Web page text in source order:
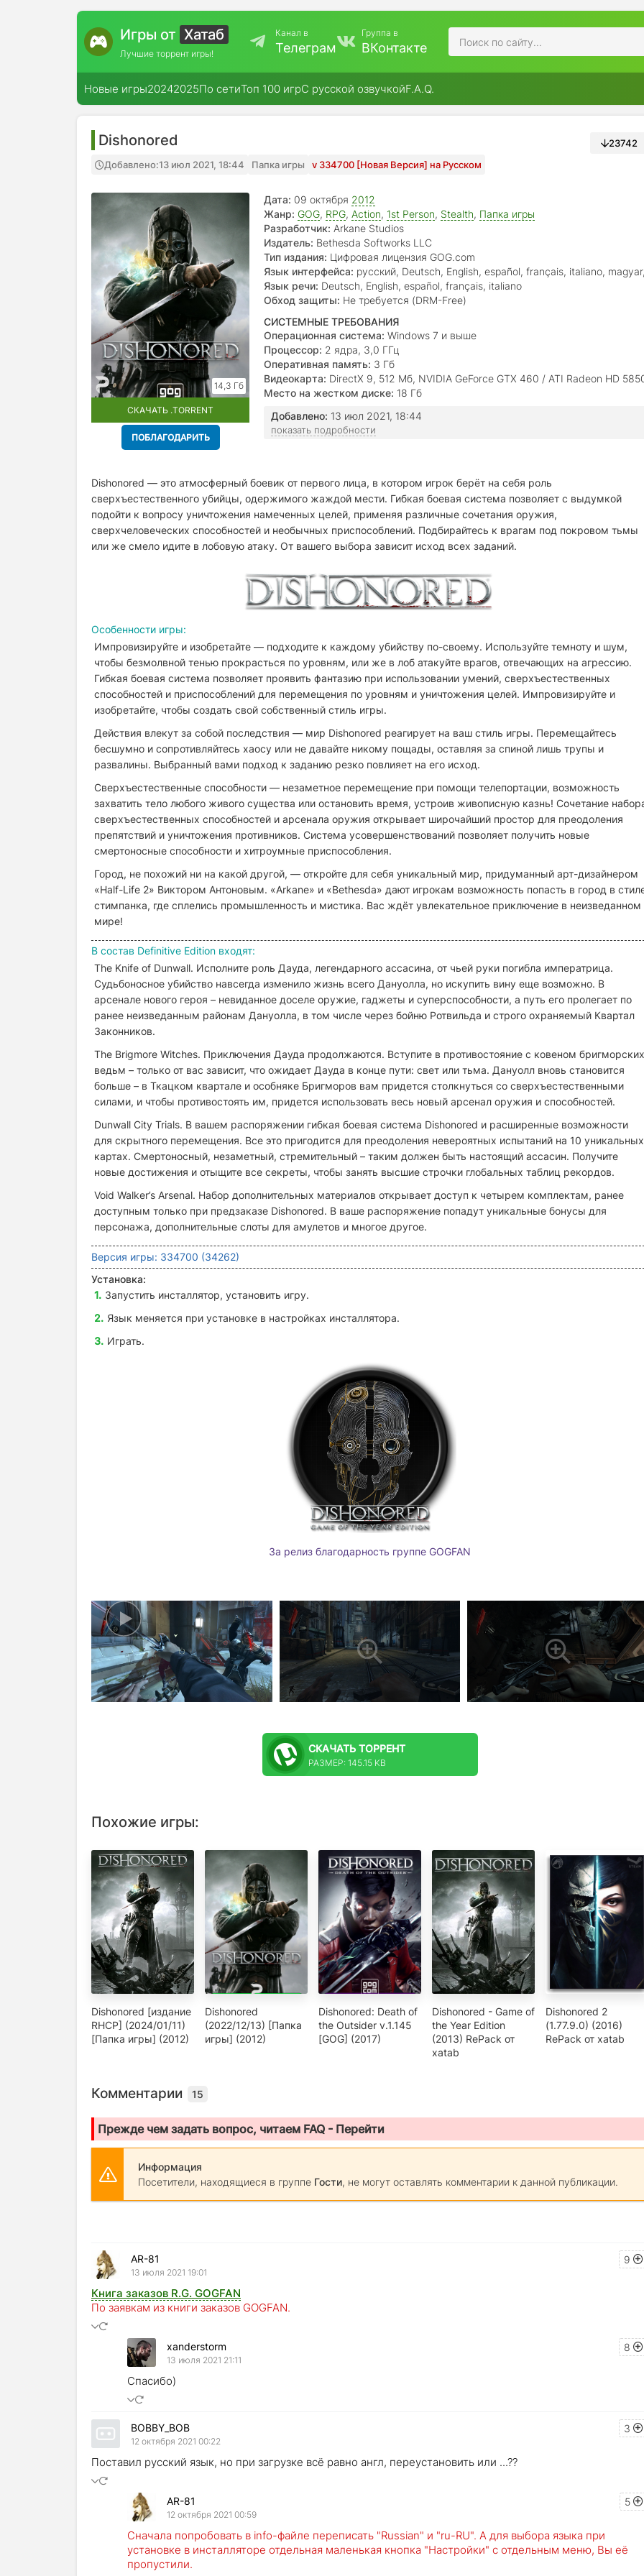
Игры от Хатаб
Лучшие торрент игры!
Канал в
Телеграм
Группа в
ВКонтакте
Новые игры20242025По сетиТоп 100 игрС русской озвучкойF.A.Q.
Dishonored
Добавлено:13 июл 2021, 18:44 Папка игры v 334700 [Новая Версия] на Русском
23742
14,3 Гб
СКАЧАТЬ .TORRENT
ПОБЛАГОДАРИТЬ
Дата: 09 октября 2012
Жанр: GOG, RPG, Action, 1st Person, Stealth, Папка игры
Разработчик: Arkane Studios
Издатель: Bethesda Softworks LLC
Тип издания: Цифровая лицензия GOG.com
Язык интерфейса: русский, Deutsch, English, español, français, italiano, magyar,
polski, český
Язык речи: Deutsch, English, español, français, italiano
Обход защиты: Не требуется (DRM-Free)
СИСТЕМНЫЕ ТРЕБОВАНИЯ
Операционная система: Windows 7 и выше
Процессор: 2 ядра, 3,0 ГГц
Оперативная память: 3 Гб
Видеокарта: DirectX 9, 512 Mб, NVIDIA GeForce GTX 460 / ATI Radeon HD
Место на жестком диске: 18 Гб
Добавлено: 13 июл 2021, 18:44
показать подробности
Dishonored — это атмосферный боевик от первого лица, в котором игрок берёт на себя роль
сверхъестественного убийцы, одержимого жаждой мести. Гибкая боевая система позволяет с выдумкой
подойти к вопросу уничтожения намеченных целей, применяя различные сочетания оружия,
сверхчеловеческих способностей и необычных приспособлений. Подбирайтесь к врагам под покровом тьмы
или же смело идите в лобовую атаку. От вашего выбора зависит исход всех заданий.
Особенности игры:
Импровизируйте и изобретайте — подходите к каждому убийству по-своему. Используйте темноту и шум,
чтобы безмолвной тенью прокрасться по уровням, или же в лоб атакуйте врагов, отвечающих на агрессию.
Гибкая боевая система позволяет проявить фантазию при использовании умений, сверхъестественных
способностей и приспособлений для перемещения по уровням и уничтожения целей. Импровизируйте и
изобретайте, чтобы создать свой собственный стиль игры.
Действия влекут за собой последствия — мир Dishonored реагирует на ваш стиль игры. Перемещайтесь
бесшумно и сопротивляйтесь хаосу или не давайте никому пощады, оставляя за спиной лишь трупы и
развалины. Выбранный вами подход к заданию резко повлияет на его исход.
Сверхъестественные способности — незаметное перемещение при помощи телепортации, возможность
захватить тело любого живого существа или остановить время, устроив живописную казнь! Сочетание
сверхъестественных способностей и арсенала оружия открывает широчайший простор для преодоления
препятствий и уничтожения противников. Система усовершенствований позволяет получить новые
смертоносные способности и хитроумные приспособления.
Город, не похожий ни на какой другой, — откройте для себя уникальный мир, придуманный арт-дизайнером
«Half-Life 2» Виктором Антоновым. «Arkane» и «Bethesda» дают игрокам возможность попасть в город в
стимпанка, где сплелись промышленность и мистика. Вас ждёт увлекательное приключение в неизведанном
мире!
В состав Definitive Edition входят:
The Knife of Dunwall. Исполните роль Дауда, легендарного ассасина, от чьей руки погибла императрица.
Судьбоносное убийство навсегда изменило жизнь всего Дануолла, но искупить вину еще возможно. В
арсенале нового героя – невиданное доселе оружие, гаджеты и суперспособности, а путь его пролегает по
ранее неизведанным районам Дануолла, в том числе через бойню Ротвильда и строго охраняемый Квартал
Законников.
The Brigmore Witches. Приключения Дауда продолжаются. Вступите в противостояние с ковеном бригморских
ведьм – только от вас зависит, что ожидает Дауда в конце пути: свет или тьма. Дануолл вновь становится
больше – в Ткацком квартале и особняке Бригморов вам придется столкнуться со сверхъестественными
силами, и чтобы противостоять им, придется использовать весь новый арсенал оружия и способностей.
Dunwall City Trials. В вашем распоряжении гибкая боевая система Dishonored и расширенные возможности
для скрытного перемещения. Все это пригодится для преодоления невероятных испытаний на 10 уникальных
картах. Смертоносный, незаметный, стремительный – таким должен быть настоящий ассасин. Получите
новые достижения и отыщите все секреты, чтобы занять высшие строчки глобальных таблиц рекордов.
Void Walker’s Arsenal. Набор дополнительных материалов открывает доступ к четырем комплектам, ранее
доступным только при предзаказе Dishonored. В ваше распоряжение попадут уникальные бонусы для
персонажа, дополнительные слоты для амулетов и многое другое.
Версия игры: 334700 (34262)
Установка:
Запустить инсталлятор, установить игру.
Язык меняется при установке в настройках инсталлятора.
Играть.
За релиз благодарность группе GOGFAN
СКАЧАТЬ ТОРРЕНТ
РАЗМЕР: 145.15 KB
Похожие игры:
Dishonored [издание
RHCP] (2024/01/11)
[Папка игры] (2012)
Dishonored
(2022/12/13) [Папка
игры] (2012)
Dishonored: Death of
the Outsider v.1.145
[GOG] (2017)
Dishonored - Game of
the Year Edition
(2013) RePack от
xatab
Dishonored 2
(1.77.9.0) (2016)
RePack от xatab
Комментарии 15
Прежде чем задать вопрос, читаем FAQ - Перейти
Информация
Посетители, находящиеся в группе Гости, не могут оставлять комментарии к данной публикации.
9
AR-81
13 июля 2021 19:01
Книга заказов R.G. GOGFAN
По заявкам из книги заказов GOGFAN.
8
xanderstorm
13 июля 2021 21:11
Спасибо)
3
BOBBY_BOB
12 октября 2021 00:22
Поставил русский язык, но при загрузке всё равно англ, переустановить или ...??
5
AR-81
12 октября 2021 00:59
Сначала попробовать в info-файле переписать "Russian" и "ru-RU". А для выбора языка при
установке в инсталляторе отдельная маленькая кнопка "Настройки" с отдельным меню, Вы её
пропустили.